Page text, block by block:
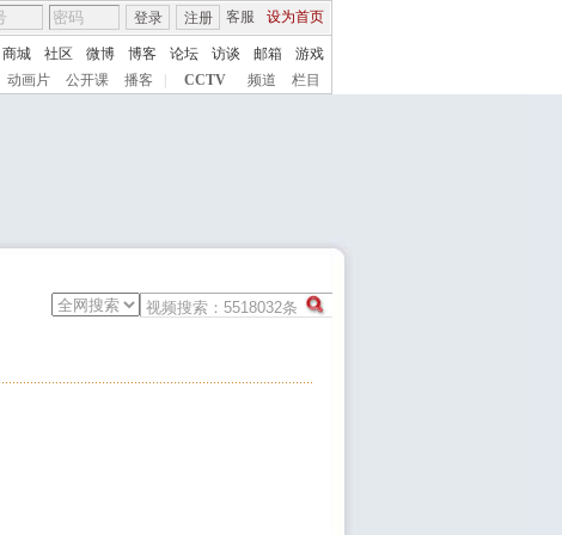
客服 设为首页
登录 注册
商城 社区 微博 博客 论坛 访谈 邮箱
游戏
动画片 公开课 播客 CCTV 频道 栏目